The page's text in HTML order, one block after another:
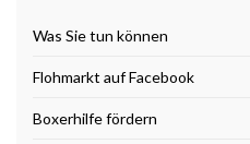
Was Sie tun können
Flohmarkt auf Facebook
Boxerhilfe fördern